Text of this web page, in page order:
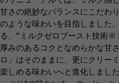
甘さの絶妙なバランスにこだわ
のような味わいを目指しました
る、“ミルクゼロブースト技術※
厚みのあるコクとなめらかな甘
ロ」はそのままに、更にクリー
楽しめる味わいへと進化しまし